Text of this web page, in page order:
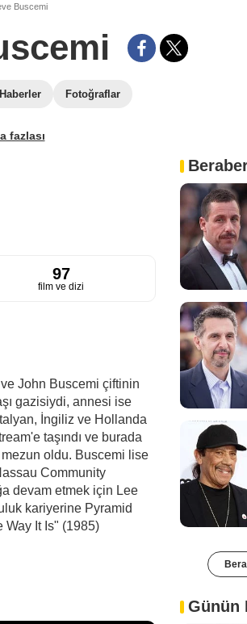
Buscemi
Haberler Fotoğraflar
fazlası
97
film ve dizi
John Buscemi çiftinin
gazisiydi, annesi ise
İngiliz ve Hollanda
taşındı ve burada
oldu. Buscemi lise
Community
devam etmek için Lee
kariyerine Pyramid
Way It Is" (1985)
Günün